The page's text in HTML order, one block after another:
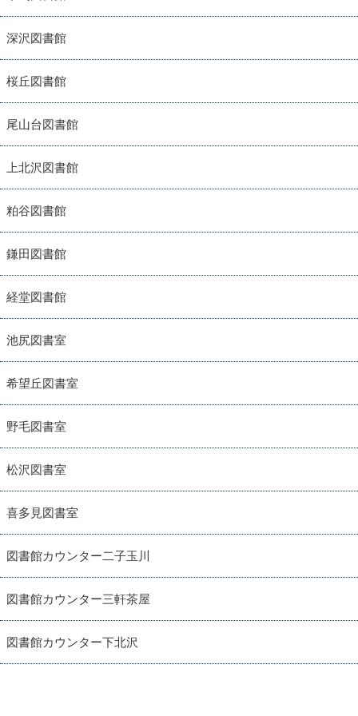
深沢図書館
桜丘図書館
尾山台図書館
上北沢図書館
粕谷図書館
鎌田図書館
経堂図書館
池尻図書室
希望丘図書室
野毛図書室
松沢図書室
喜多見図書室
図書館カウンター二子玉川
図書館カウンター三軒茶屋
図書館カウンター下北沢